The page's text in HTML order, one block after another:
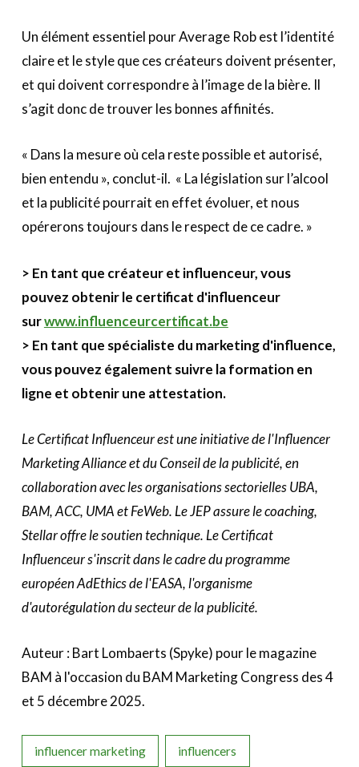
Un élément essentiel pour Average Rob est l’identité
claire et le style que ces créateurs doivent présenter,
et qui doivent correspondre à l’image de la bière. Il
s’agit donc de trouver les bonnes affinités.
« Dans la mesure où cela reste possible et autorisé,
bien entendu », conclut-il. « La législation sur l’alcool
et la publicité pourrait en effet évoluer, et nous
opérerons toujours dans le respect de ce cadre. »
> En tant que créateur et influenceur, vous
pouvez obtenir le certificat d'influenceur
surwww.influenceurcertificat.be
> En tant que spécialiste du marketing d'influence,
vous pouvez également suivre la formation en
ligne et obtenir une attestation.
Le Certificat Influenceur est une initiative de l'Influencer
Marketing Alliance et du Conseil de la publicité, en
collaboration avec les organisations sectorielles UBA,
BAM, ACC, UMA et FeWeb. Le JEP assure le coaching,
Stellar offre le soutien technique. Le Certificat
Influenceur s'inscrit dans le cadre du programme
européen AdEthics de l'EASA, l'organisme
d'autorégulation du secteur de la publicité.
Auteur : Bart Lombaerts (Spyke) pour le magazine
BAM à l'occasion du BAM Marketing Congress des 4
et 5 décembre 2025.
influencer marketing influencers